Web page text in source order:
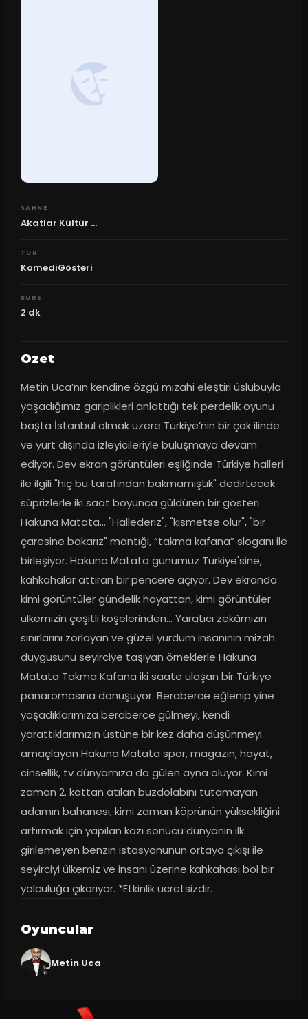
SAHNE
Akatlar Kültür ...
TUR
KomediGösteri
SURE
2 dk
Ozet
Metin Uca’nın kendine özgü mizahi eleştiri üslubuyla
yaşadığımız gariplikleri anlattığı tek perdelik oyunu
başta İstanbul olmak üzere Türkiye’nin bir çok ilinde
ve yurt dışında izleyicileriyle buluşmaya devam
ediyor. Dev ekran görüntüleri eşliğinde Türkiye halleri
ile ilgili "hiç bu tarafından bakmamıştık" dedirtecek
süprizlerle iki saat boyunca güldüren bir gösteri
Hakuna Matata... "Hallederiz", "kısmetse olur", "bir
çaresine bakarız" mantığı, “takma kafana” sloganı ile
birleşiyor. Hakuna Matata günümüz Türkiye'sine,
kahkahalar attıran bir pencere açıyor. Dev ekranda
kimi görüntüler gündelik hayattan, kimi görüntüler
ülkemizin çeşitli köşelerinden... Yaratıcı zekâmızın
sınırlarını zorlayan ve güzel yurdum insanının mizah
duygusunu seyirciye taşıyan örneklerle Hakuna
Matata Takma Kafana iki saate ulaşan bir Türkiye
panaromasına dönüşüyor. Beraberce eğlenip yine
yaşadıklarımıza beraberce gülmeyi, kendi
yarattıklarımızın üstüne bir kez daha düşünmeyi
amaçlayan Hakuna Matata spor, magazin, hayat,
cinsellik, tv dünyamıza da gülen ayna oluyor. Kimi
zaman 2. kattan atılan buzdolabını tutamayan
adamın bahanesi, kimi zaman köprünün yüksekliğini
artırmak için yapılan kazı sonucu dünyanın ilk
girilemeyen benzin istasyonunun ortaya çıkışı ile
seyirciyi ülkemiz ve insanı üzerine kahkahası bol bir
yolculuğa çıkarıyor. *Etkinlik ücretsizdir.
Oyuncular
Metin Uca